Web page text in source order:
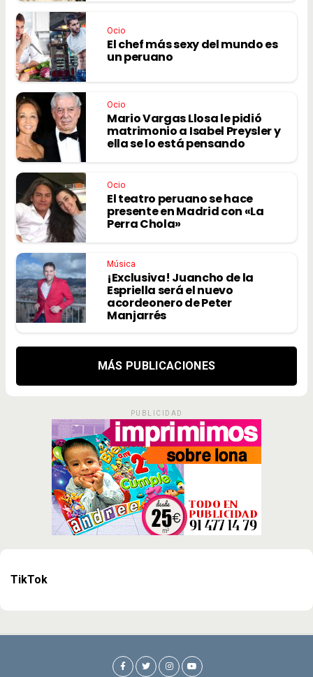
Ocio
El chef más sexy del mundo es
un peruano
Ocio
Mario Vargas Llosa le pidió
matrimonio a Isabel Preysler y
ella se lo está pensando
Ocio
El teatro peruano se hace
presente en Madrid con «La
Perra Chola»
Música
¡Exclusiva! Juancho de la
Espriella será el nuevo
acordeonero de Peter
Manjarrés
MÁS PUBLICACIONES
PUBLICIDAD
TikTok